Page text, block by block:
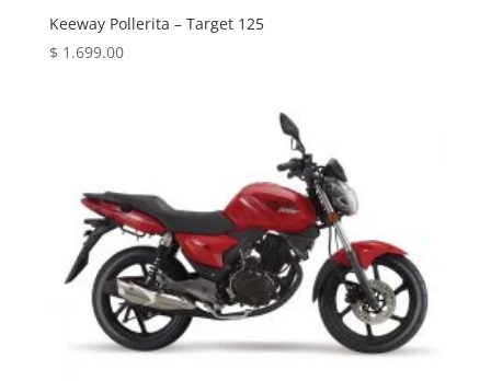
Keeway Pollerita – Target 125
$ 1.699.00